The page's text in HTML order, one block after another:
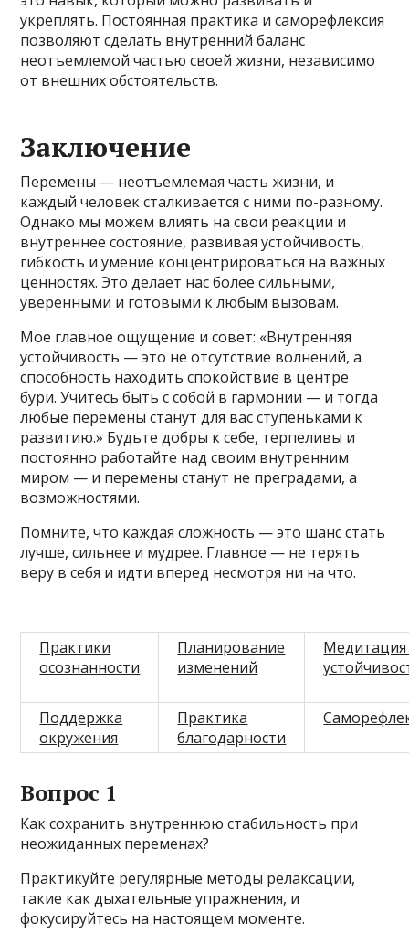
укреплять. Постоянная практика и саморефлексия
позволяют сделать внутренний баланс
неотъемлемой частью своей жизни, независимо
от внешних обстоятельств.
Заключение
Перемены — неотъемлемая часть жизни, и
каждый человек сталкивается с ними по-разному.
Однако мы можем влиять на свои реакции и
внутреннее состояние, развивая устойчивость,
гибкость и умение концентрироваться на важных
ценностях. Это делает нас более сильными,
уверенными и готовыми к любым вызовам.
Мое главное ощущение и совет: «Внутренняя
устойчивость — это не отсутствие волнений, а
способность находить спокойствие в центре
бури. Учитесь быть с собой в гармонии — и тогда
любые перемены станут для вас ступеньками к
развитию.» Будьте добры к себе, терпеливы и
постоянно работайте над своим внутренним
миром — и перемены станут не преградами, а
возможностями.
Помните, что каждая сложность — это шанс стать
лучше, сильнее и мудрее. Главное — не терять
веру в себя и идти вперед несмотря ни на что.
Практики
осознанности
Планирование
изменений
Медитация
Поддержка
окружения
Практика
благодарности
Вопрос 1
Как сохранить внутреннюю стабильность при
неожиданных переменах?
Практикуйте регулярные методы релаксации,
такие как дыхательные упражнения, и
фокусируйтесь на настоящем моменте.